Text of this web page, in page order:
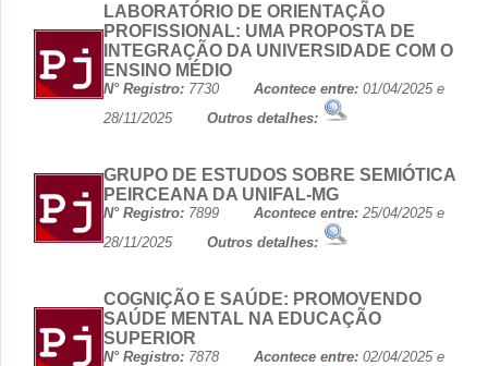
LABORATÓRIO DE ORIENTAÇÃO
PROFISSIONAL: UMA PROPOSTA DE
INTEGRAÇÃO DA UNIVERSIDADE COM O
ENSINO MÉDIO
N° Registro: 7730 Acontece entre: 01/04/2025 e
28/11/2025 Outros detalhes:
GRUPO DE ESTUDOS SOBRE SEMIÓTICA
PEIRCEANA DA UNIFAL-MG
N° Registro: 7899 Acontece entre: 25/04/2025 e
28/11/2025 Outros detalhes:
COGNIÇÃO E SAÚDE: PROMOVENDO
SAÚDE MENTAL NA EDUCAÇÃO
SUPERIOR
N° Registro: 7878 Acontece entre: 02/04/2025 e